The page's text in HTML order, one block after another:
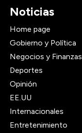
Noticias
Home page
Gobierno y Política
Negocios y Finanzas
Deportes
Opinión
EE.UU
Internacionales
Entretenimiento